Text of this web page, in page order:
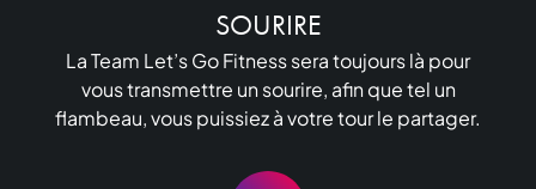
SOURIRE
La Team Let’s Go Fitness sera toujours là pour
vous transmettre un sourire, afin que tel un
flambeau, vous puissiez à votre tour le partager.